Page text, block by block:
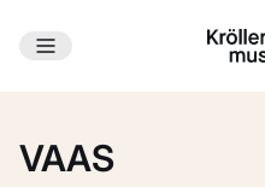
Ga naar hoofdinhoud
VAAS